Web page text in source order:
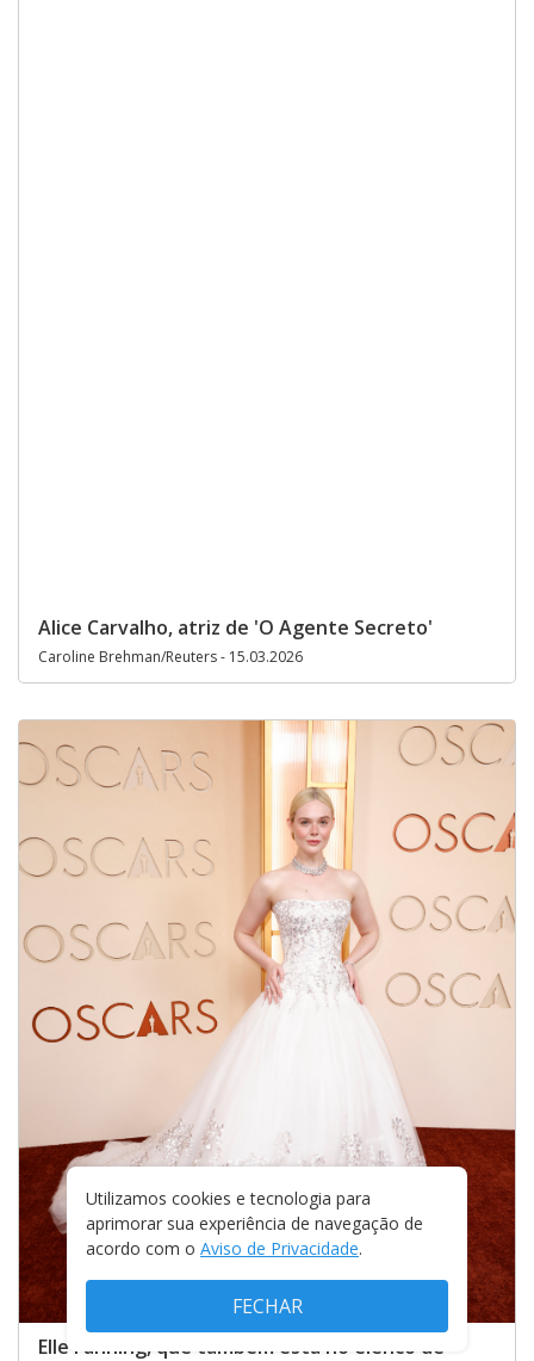
Alice Carvalho, atriz de 'O Agente Secreto'
Caroline Brehman/Reuters - 15.03.2026
Elle Fanning, que também está no elenco de
Utilizamos cookies e tecnologia para
aprimorar sua experiência de navegação de
acordo com o Aviso de Privacidade.
FECHAR